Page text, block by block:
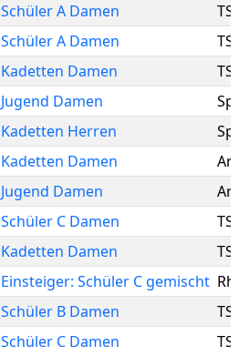
Schüler A Damen
Schüler A Damen
Kadetten Damen
Jugend Damen
Kadetten Herren
Kadetten Damen
Jugend Damen
Schüler C Damen
Kadetten Damen
Einsteiger: Schüler C gemischt
Schüler B Damen
Schüler C Damen